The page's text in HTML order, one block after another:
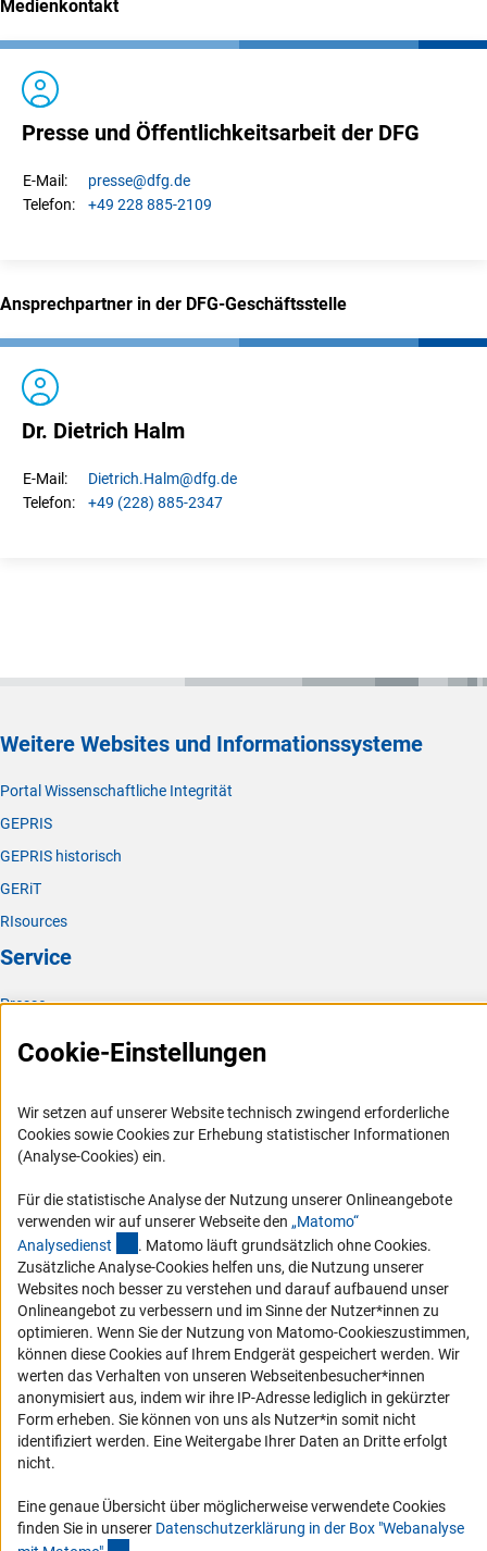
Medienkontakt
Presse und Öffentlichkeitsarbeit der DFG
E-Mail: presse@dfg.de
Telefon:
+49 228 885-2109
Ansprechpartner in der DFG-Geschäftsstelle
Dr. Dietrich Halm
E-Mail: Dietrich.Halm@dfg.de
Telefon:
+49 (228) 885-2347
Weitere Websites und Informationssysteme
Portal Wissenschaftliche Integrität
GEPRIS
GEPRIS historisch
GERiT
RIsources
Service
Presse
RSS-Feeds
Compliance
Vergabeverfahren
Barrierefreiheit
Service und Informationen für Menschen mit Behinderungen
Erklärung zur Barrierefreiheit
Barriere melden
DFG-aktuell
Erhalten Sie Neuigkeiten aus der DFG direkt in Ihr Mailpostfach oder
schauen Sie sich die Ausgaben online an.
Zum Newsletter
Cookie-Einstellungen
Wir setzen auf unserer Website technisch zwingend erforderliche
Cookies sowie Cookies zur Erhebung statistischer Informationen
(Analyse-Cookies) ein.
Für die statistische Analyse der Nutzung unserer Onlineangebote
verwenden wir auf unserer Webseite den „Matomo“
Analysedienst (externer Link)
. Matomo läuft grundsätzlich ohne Cookies.
Zusätzliche Analyse-Cookies helfen uns, die Nutzung unserer
Websites noch besser zu verstehen und darauf aufbauend unser
Onlineangebot zu verbessern und im Sinne der Nutzer*innen zu
optimieren. Wenn Sie der Nutzung von Matomo-Cookieszustimmen,
können diese Cookies auf Ihrem Endgerät gespeichert werden. Wir
werten das Verhalten von unseren Webseitenbesucher*innen
anonymisiert aus, indem wir ihre IP-Adresse lediglich in gekürzter
Form erheben. Sie können von uns als Nutzer*in somit nicht
identifiziert werden. Eine Weitergabe Ihrer Daten an Dritte erfolgt
nicht.
Eine genaue Übersicht über möglicherweise verwendete Cookies
finden Sie in unserer Datenschutzerklärung in der Box "Webanalyse